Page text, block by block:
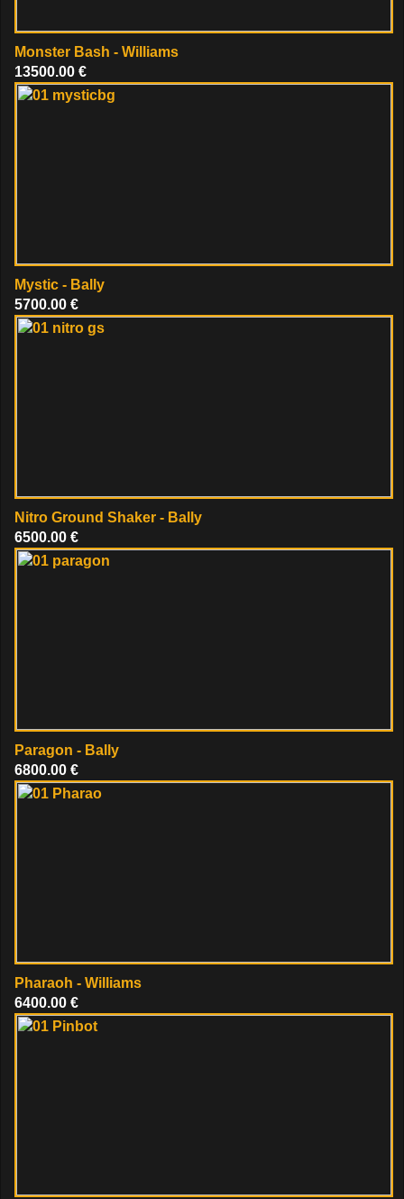
Monster Bash - Williams
13500.00 €
Mystic - Bally
5700.00 €
Nitro Ground Shaker - Bally
6500.00 €
Paragon - Bally
6800.00 €
Pharaoh - Williams
6400.00 €